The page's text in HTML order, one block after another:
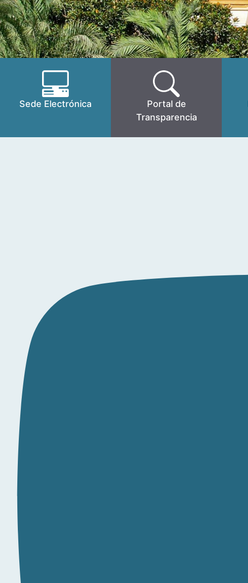
Sede Electrónica
Portal de
Transparencia